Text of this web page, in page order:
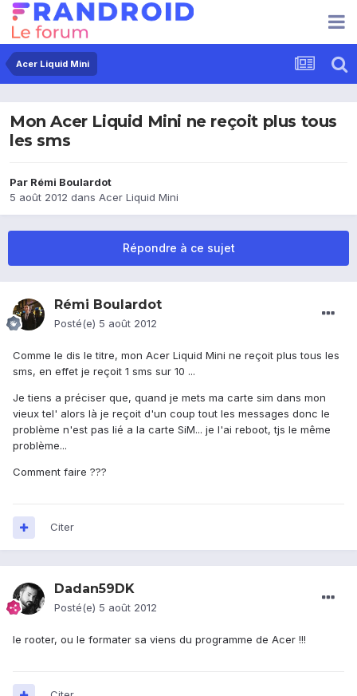
Acer Liquid Mini
Mon Acer Liquid Mini ne reçoit plus tous
les sms
Par Rémi Boulardot
5 août 2012 dans Acer Liquid Mini
Répondre à ce sujet
Rémi Boulardot
Posté(e) 5 août 2012
Comme le dis le titre, mon Acer Liquid Mini ne reçoit plus tous les
sms, en effet je reçoit 1 sms sur 10 ...
Je tiens a préciser que, quand je mets ma carte sim dans mon
vieux tel' alors là je reçoit d'un coup tout les messages donc le
problème n'est pas lié a la carte SiM... je l'ai reboot, tjs le même
problème...
Comment faire ???
Citer
Dadan59DK
Posté(e) 5 août 2012
le rooter, ou le formater sa viens du programme de Acer !!!